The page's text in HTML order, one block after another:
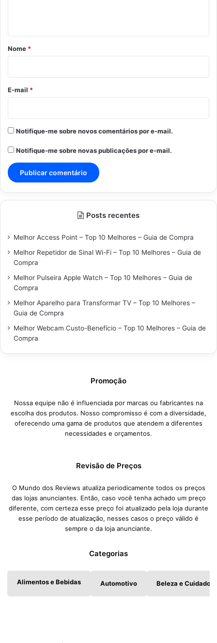
r
o
*
Nome *
E-mail *
Notifique-me sobre novos comentários por e-mail.
Notifique-me sobre novas publicações por e-mail.
Posts recentes
Melhor Access Point – Top 10 Melhores – Guia de Compra
Melhor Repetidor de Sinal Wi-Fi – Top 10 Melhores – Guia de
Compra
Melhor Pulseira Apple Watch – Top 10 Melhores – Guia de
Compra
Melhor Aparelho para Transformar TV – Top 10 Melhores –
Guia de Compra
Melhor Webcam Custo-Benefício – Top 10 Melhores – Guia de
Compra
Promoção
Nossa equipe não é influenciada por marcas ou fabricantes na
escolha dos produtos. Nosso compromisso é com a diversidade,
oferecendo uma gama de produtos que atendem a diferentes
necessidades e orçamentos.
Revisão de Preços
O Mundo dos Reviews atualiza periodicamente todos os preços
das lojas anunciantes. Então, caso você tenha achado um preço
diferente, com certeza esse preço foi atualizado pela loja durante
esse período de atualização, nesses casos o preço válido é
sempre o da loja anunciante.
Categorias
Alimentos e Bebidas Automotivo Beleza e Cuidados